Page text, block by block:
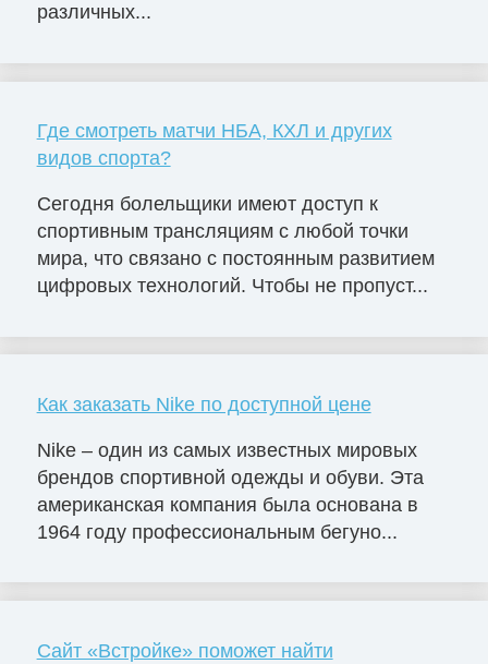
различных...
Где смотреть матчи НБА, КХЛ и других
видов спорта?
Сегодня болельщики имеют доступ к
спортивным трансляциям с любой точки
мира, что связано с постоянным развитием
цифровых технологий. Чтобы не пропуст...
Как заказать Nike по доступной цене
Nike – один из самых известных мировых
брендов спортивной одежды и обуви. Эта
американская компания была основана в
1964 году профессиональным бегуно...
Сайт «Встройке» поможет найти